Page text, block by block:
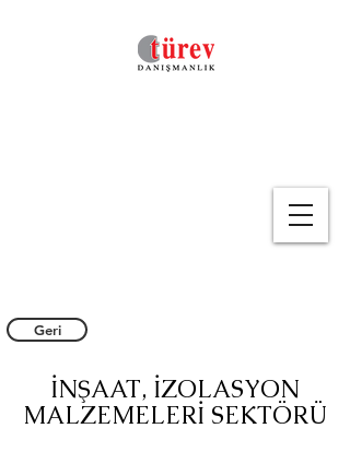
Geri
İNŞAAT, İZOLASYON
MALZEMELERİ SEKTÖRÜ